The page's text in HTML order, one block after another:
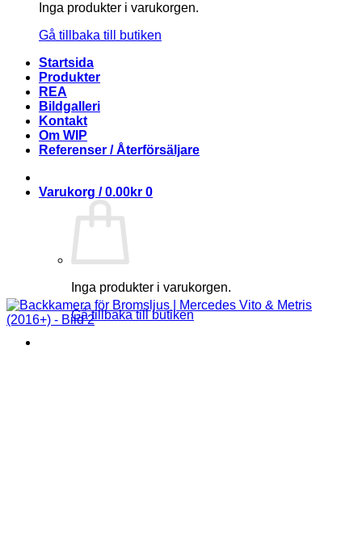
Inga produkter i varukorgen.
Gå tillbaka till butiken
Startsida
Produkter
REA
Bildgalleri
Kontakt
Om WIP
Referenser / Återförsäljare
Varukorg /0.00kr 0
Inga produkter i varukorgen.
Gå tillbaka till butiken